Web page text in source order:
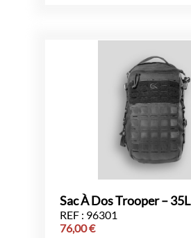
Sac À Dos Trooper – 35L
REF : 96301
76,00€